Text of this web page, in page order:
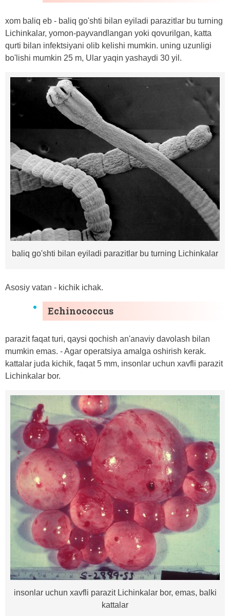
xom baliq eb - baliq go'shti bilan eyiladi parazitlar bu turning
Lichinkalar, yomon-payvandlangan yoki qovurilgan, katta
qurti bilan infektsiyani olib kelishi mumkin. uning uzunligi
bo'lishi mumkin 25 m, Ular yaqin yashaydi 30 yil.
baliq go'shti bilan eyiladi parazitlar bu turning Lichinkalar
Asosiy vatan - kichik ichak.
Echinococcus
parazit faqat turi, qaysi qochish an'anaviy davolash bilan
mumkin emas. - Agar operatsiya amalga oshirish kerak.
kattalar juda kichik, faqat 5 mm, insonlar uchun xavfli parazit
Lichinkalar bor.
insonlar uchun xavfli parazit Lichinkalar bor, emas, balki
kattalar